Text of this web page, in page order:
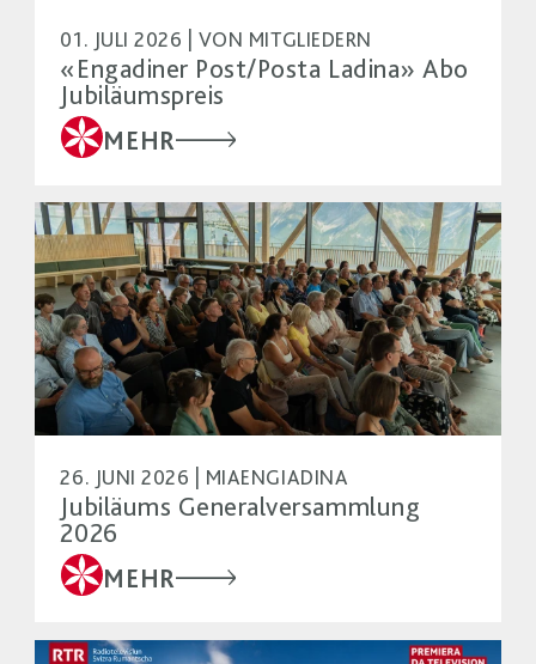
01. JULI 2026 | VON MITGLIEDERN
«Engadiner Post/Posta Ladina» Abo
Jubiläumspreis
MEHR
26. JUNI 2026 | MIAENGIADINA
Jubiläums Generalversammlung
2026
MEHR